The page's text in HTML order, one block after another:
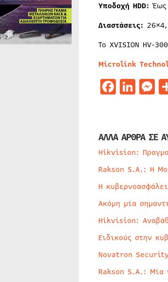
Υποδοχή HDD: Έως
Διαστάσεις:
Το XVISION HV-
Microlink
ΑΛΛΑ ΑΡΘΡΑ ΣΕ
Hikvision:
Rakson S.A.: Η
Η
Ακόμη μία
Hikvision:
Ειδικούς στην
Novatron
Rakson S.A.: Μία